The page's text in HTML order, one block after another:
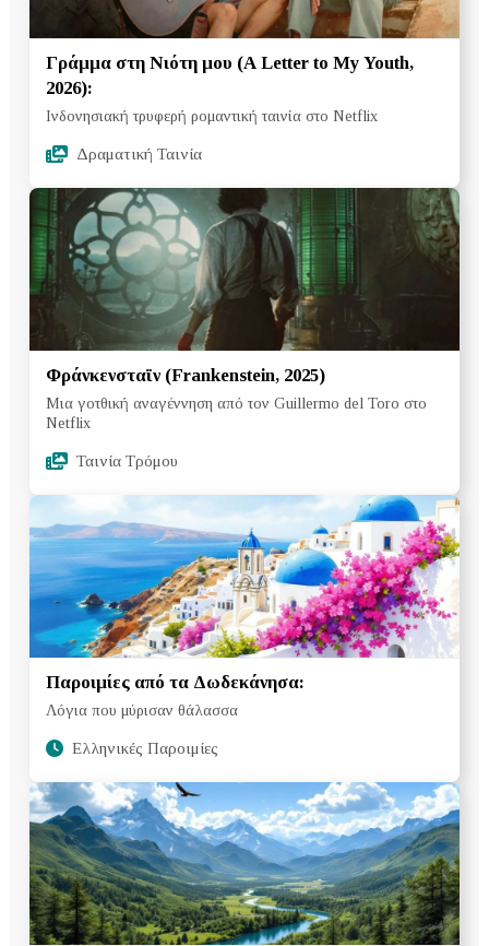
Γράμμα στη Νιότη μου (A Letter to My Youth,
2026):
Ινδονησιακή τρυφερή ρομαντική ταινία στο Netflix
Δραματική Ταινία
Φράνκενσταϊν (Frankenstein, 2025)
Μια γοτθική αναγέννηση από τον Guillermo del Toro στο
Netflix
Ταινία Τρόμου
Παροιμίες από τα Δωδεκάνησα:
Λόγια που μύρισαν θάλασσα
Ελληνικές Παροιμίες